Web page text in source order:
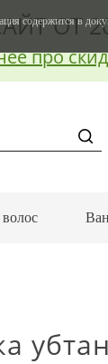
ОТ
про
убтан
содержится в